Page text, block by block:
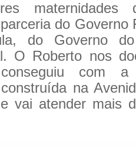
do Governo
do Governo
O Roberto nos
com a
na
vai atender mais